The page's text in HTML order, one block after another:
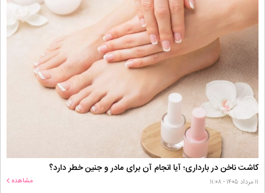
کاشت ناخن در بارداری؛ آیا انجام آن برای مادر و جنین خطر دارد؟
۱۱ مرداد ۱۴۰۵ - ۱۱:۰۸ مشاهده